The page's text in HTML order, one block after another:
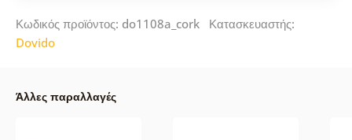
Κωδικός προϊόντος: do1108a_cork Κατασκευαστής:
Dovido
Άλλες παραλλαγές